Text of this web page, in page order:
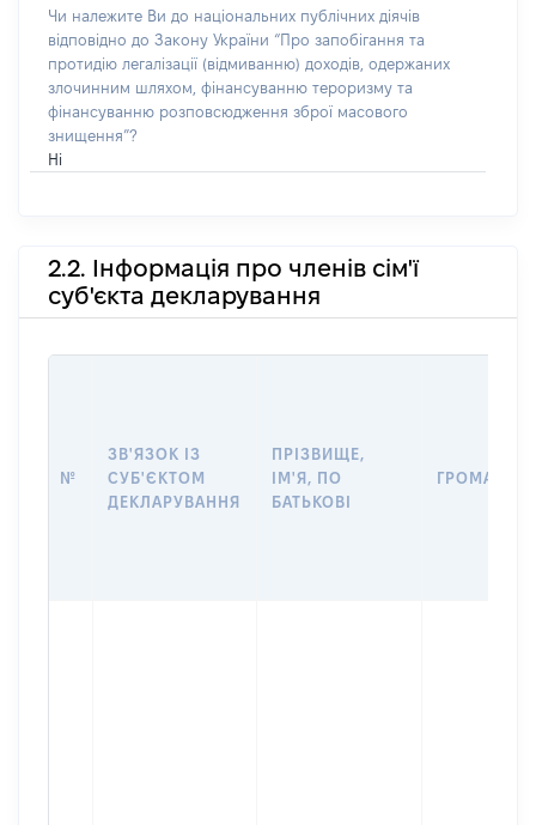
Чи належите Ви до національних публічних діячів
відповідно до Закону України “Про запобігання та
протидію легалізації (відмиванню) доходів, одержаних
злочинним шляхом, фінансуванню тероризму та
фінансуванню розповсюдження зброї масового
знищення”?
Ні
2.2. Інформація про членів сім'ї
суб'єкта декларування
№
ЗВ'ЯЗОК ІЗ
СУБ'ЄКТОМ
ДЕКЛАРУВАННЯ
ПРІЗВИЩЕ,
ІМ'Я, ПО
БАТЬКОВІ